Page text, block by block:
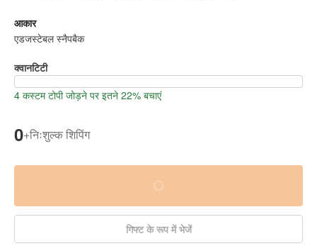
आकार
एडजस्टेबल स्नैपबैक
क्वानटिटी
4 कस्टम टोपी जोड़ने पर इतने 22% बचाएं
0+निःशुल्क शिपिंग
गिफ्ट के रूप में भेजें